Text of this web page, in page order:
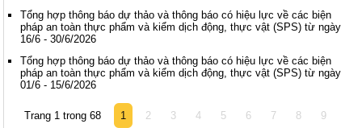
Tổng hợp thông báo dự thảo và thông báo có hiệu lực về các biện
pháp an toàn thực phẩm và kiểm dịch động, thực vật (SPS) từ ngày
16/6 - 30/6/2026
Tổng hợp thông báo dự thảo và thông báo có hiệu lực về các biện
pháp an toàn thực phẩm và kiểm dịch động, thực vật (SPS) từ ngày
01/6 - 15/6/2026
Trang 1 trong 68 1 2 3 4 5 6 7 8 9